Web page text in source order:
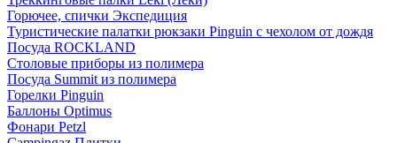
Горючее, спички Экспедиция
Туристические палатки рюкзаки Pinguin с чехолом от дождя
Посуда ROCKLAND
Столовые приборы из полимера
Посуда Summit из полимера
Горелки Pinguin
Баллоны Optimus
Фонари Petzl